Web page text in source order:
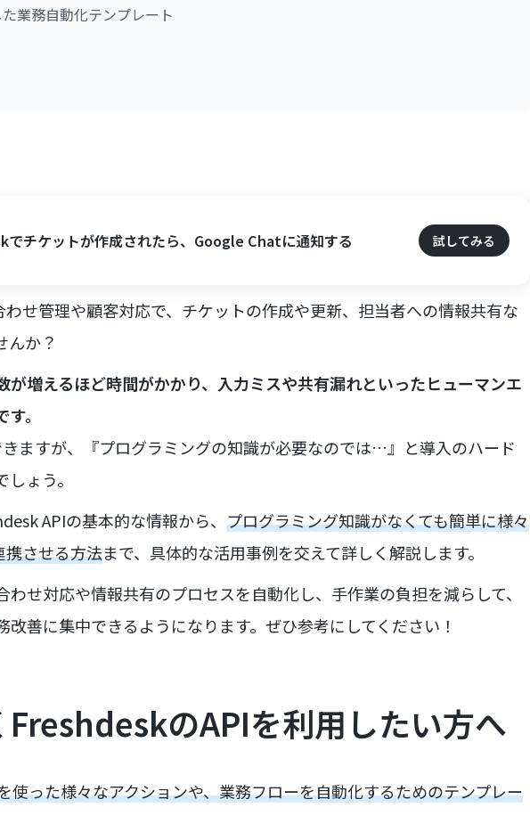
業務自動化テンプレート
でチケットが作成されたら、Google Chatに通知する 試してみる
せ管理や顧客対応で、チケットの作成や更新、担当者への情報共有な
んか？
が増えるほど時間がかかり、入力ミスや共有漏れといったヒューマンエ
。
ますが、『プログラミングの知識が必要なのでは…』と導入のハード
ょう。
APIの基本的な情報から、 プログラミング知識がなくても簡単に様々
させる方法まで、具体的な活用事例を交えて詳しく解説します。
わせ対応や情報共有のプロセスを自動化し、手作業の負担を減らして、
改善に集中できるようになります。ぜひ参考にしてください！
FreshdeskのAPIを利用したい方へ
使った様々なアクションや、業務フローを自動化するためのテンプレー